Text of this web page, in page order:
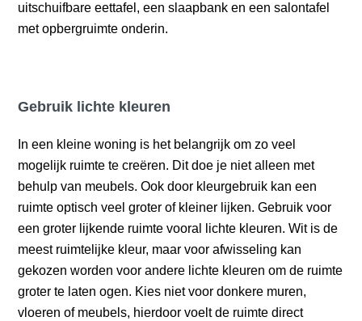
uitschuifbare eettafel, een slaapbank en een salontafel
met opbergruimte onderin.
Gebruik lichte kleuren
In een kleine woning is het belangrijk om zo veel
mogelijk ruimte te creëren. Dit doe je niet alleen met
behulp van meubels. Ook door kleurgebruik kan een
ruimte optisch veel groter of kleiner lijken. Gebruik voor
een groter lijkende ruimte vooral lichte kleuren. Wit is de
meest ruimtelijke kleur, maar voor afwisseling kan
gekozen worden voor andere lichte kleuren om de ruimte
groter te laten ogen. Kies niet voor donkere muren,
vloeren of meubels, hierdoor voelt de ruimte direct